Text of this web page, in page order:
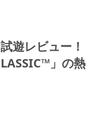
遊レビュー！
」の熱